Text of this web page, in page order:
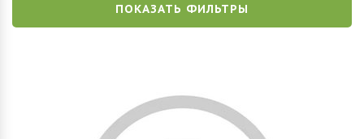
ПОКАЗАТЬ ФИЛЬТРЫ